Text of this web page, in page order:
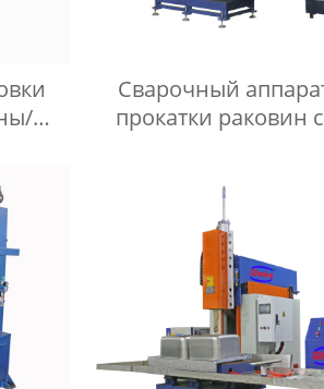
Сварочный
прокатки раковин